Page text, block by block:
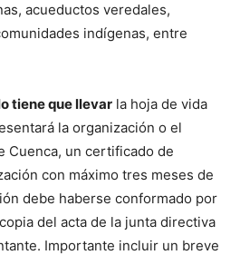
acueductos veredales,
indígenas, entre
tiene que llevar la hoja de vida
la organización o el
Cuenca, un certificado de
con máximo tres meses de
debe haberse conformado por
del acta de la junta directiva
Importante incluir un breve